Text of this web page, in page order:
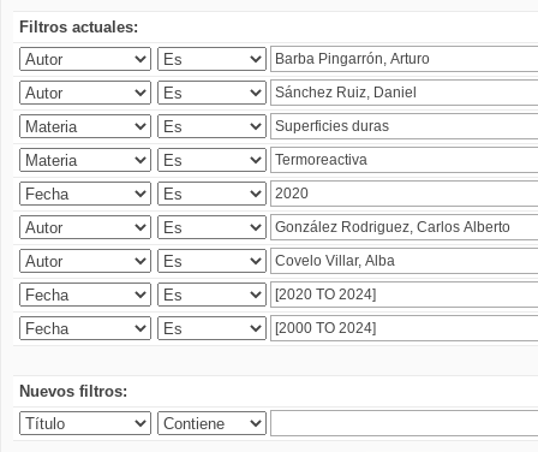
Filtros actuales:
Nuevos filtros: